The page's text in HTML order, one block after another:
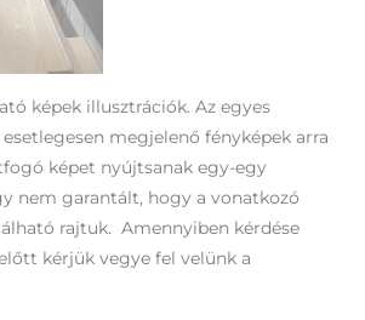
képek illusztrációk. Az egyes
megjelenő fényképek arra
képet nyújtsanak egy-egy
nem garantált, hogy a vonatkozó
rajtuk. Amennyiben kérdése
kérjük vegye fel velünk a